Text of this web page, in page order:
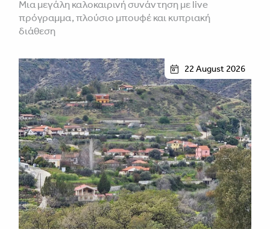
Μια μεγάλη καλοκαιρινή συνάντηση με live
πρόγραμμα, πλούσιο μπουφέ και κυπριακή
διάθεση
22 August 2026